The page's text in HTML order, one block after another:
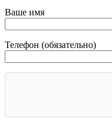
Ваше имя
Телефон (обязательно)